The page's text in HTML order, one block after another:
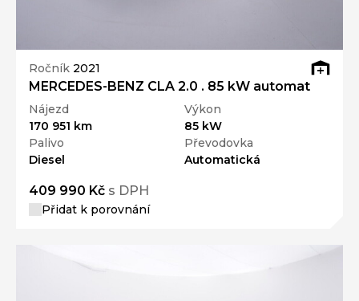
Ročník 2021
MERCEDES-BENZ CLA 2.0 . 85 kW automat
Nájezd
170 951 km
Výkon
85 kW
Palivo
Diesel
Převodovka
Automatická
409 990 Kč s DPH
Přidat k porovnání